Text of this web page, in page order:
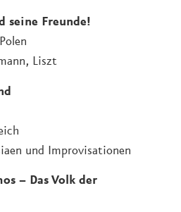
seine Freunde!
Liszt
und Improvisationen
– Das Volk der